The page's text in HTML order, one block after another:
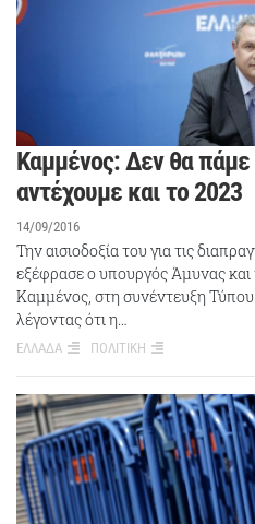
Καμμένος: Δεν θα πάμε
αντέχουμε και το 2023
14/09/2016
Την αισιοδοξία του για τις
εξέφρασε ο υπουργός Άμυνας
Καμμένος, στη συνέντευξη
λέγοντας ότι η…
ΕΛΛΑΔΑ ΠΟΛΙΤΙΚΗ